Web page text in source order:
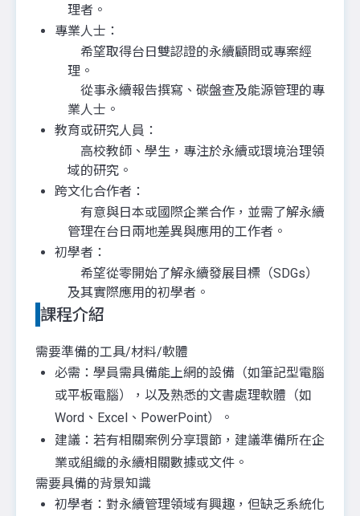
理者。
專業人士：
希望取得台日雙認證的永續顧問或專案經
理。
從事永續報告撰寫、碳盤查及能源管理的專
業人士。
教育或研究人員：
高校教師、學生，專注於永續或環境治理領
域的研究。
跨文化合作者：
有意與日本或國際企業合作，並需了解永續
管理在台日兩地差異與應用的工作者。
初學者：
希望從零開始了解永續發展目標（SDGs）
及其實際應用的初學者。
課程介紹
需要準備的工具/材料/軟體
必需：學員需具備能上網的設備（如筆記型電腦
或平板電腦），以及熟悉的文書處理軟體（如
Word、Excel、PowerPoint）。
建議：若有相關案例分享環節，建議準備所在企
業或組織的永續相關數據或文件。
需要具備的背景知識
初學者：對永續管理領域有興趣，但缺乏系統化